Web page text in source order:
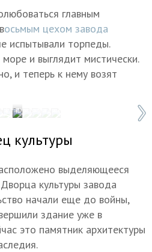
главным
осьмым цехом завода
испытывали торпеды.
и выглядит мистически.
и теперь к нему возят
Фото: Мадина Гаджиева
1 / 7
культуры
выделяющееся
культуры завода
начали еще до войны,
здание уже в
это памятник архитектуры